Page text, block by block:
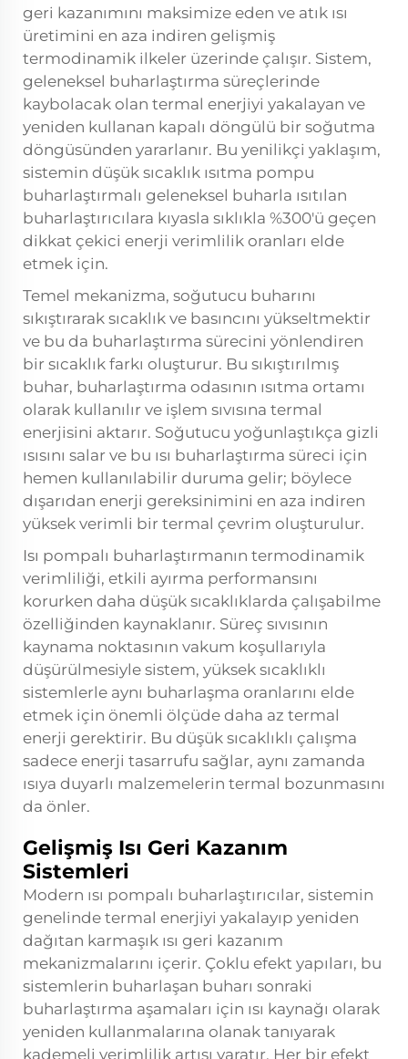
geri kazanımını maksimize eden ve atık ısı
üretimini en aza indiren gelişmiş
termodinamik ilkeler üzerinde çalışır. Sistem,
geleneksel buharlaştırma süreçlerinde
kaybolacak olan termal enerjiyi yakalayan ve
yeniden kullanan kapalı döngülü bir soğutma
döngüsünden yararlanır. Bu yenilikçi yaklaşım,
sistemin düşük sıcaklık ısıtma pompu
buharlaştırmalı geleneksel buharla ısıtılan
buharlaştırıcılara kıyasla sıklıkla %300'ü geçen
dikkat çekici enerji verimlilik oranları elde
etmek için.
Temel mekanizma, soğutucu buharını
sıkıştırarak sıcaklık ve basıncını yükseltmektir
ve bu da buharlaştırma sürecini yönlendiren
bir sıcaklık farkı oluşturur. Bu sıkıştırılmış
buhar, buharlaştırma odasının ısıtma ortamı
olarak kullanılır ve işlem sıvısına termal
enerjisini aktarır. Soğutucu yoğunlaştıkça gizli
ısısını salar ve bu ısı buharlaştırma süreci için
hemen kullanılabilir duruma gelir; böylece
dışarıdan enerji gereksinimini en aza indiren
yüksek verimli bir termal çevrim oluşturulur.
Isı pompalı buharlaştırmanın termodinamik
verimliliği, etkili ayırma performansını
korurken daha düşük sıcaklıklarda çalışabilme
özelliğinden kaynaklanır. Süreç sıvısının
kaynama noktasının vakum koşullarıyla
düşürülmesiyle sistem, yüksek sıcaklıklı
sistemlerle aynı buharlaşma oranlarını elde
etmek için önemli ölçüde daha az termal
enerji gerektirir. Bu düşük sıcaklıklı çalışma
sadece enerji tasarrufu sağlar, aynı zamanda
ısıya duyarlı malzemelerin termal bozunmasını
da önler.
Gelişmiş Isı Geri Kazanım
Sistemleri
Modern ısı pompalı buharlaştırıcılar, sistemin
genelinde termal enerjiyi yakalayıp yeniden
dağıtan karmaşık ısı geri kazanım
mekanizmalarını içerir. Çoklu efekt yapıları, bu
sistemlerin buharlaşan buharı sonraki
buharlaştırma aşamaları için ısı kaynağı olarak
yeniden kullanmalarına olanak tanıyarak
kademeli verimlilik artışı yaratır. Her bir efekt